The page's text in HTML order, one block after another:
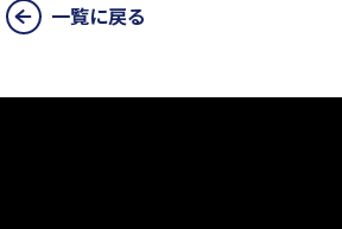
一覧に戻る